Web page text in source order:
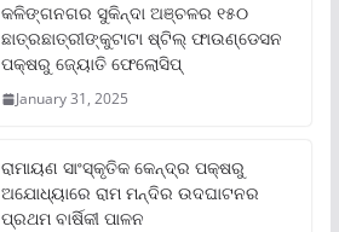
କଳିଙ୍ଗନଗର ସୁକିନ୍ଦା ଅଞ୍ଚଳର ୧୫୦
ଛାତ୍ରଛାତ୍ରୀଙ୍କୁଟାଟା ଷ୍ଟିଲ୍ ଫାଉଣ୍ଡେସନ
ପକ୍ଷରୁ ଜ୍ୟୋତି ଫେଲୋସିପ୍‌
January 31, 2025
ରାମାୟଣ ସାଂସ୍କୃତିକ କେନ୍ଦ୍ର ପକ୍ଷରୁ
ଅଯୋଧ୍ୟାରେ ରାମ ମନ୍ଦିର ଉଦଘାଟନର
ପ୍ରଥମ ବାର୍ଷିକୀ ପାଳନ